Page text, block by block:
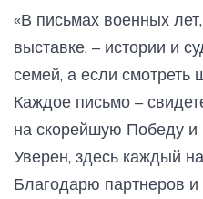
«В письмах военных
выставке, – истории и
семей, а если
Каждое письмо –
на скорейшую Победу
Уверен, здесь каждый
Благодарю партнеров